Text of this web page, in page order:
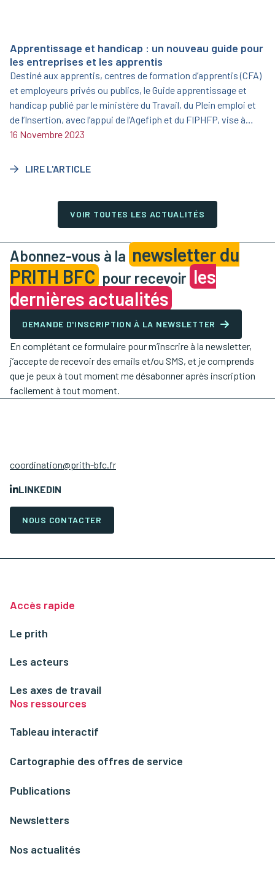
Apprentissage et handicap : un nouveau guide pour
les entreprises et les apprentis
Destiné aux apprentis, centres de formation d’apprentis (CFA)
et employeurs privés ou publics, le Guide apprentissage et
handicap publié par le ministère du Travail, du Plein emploi et
de l’Insertion, avec l’appui de l’Agefiph et du FIPHFP, vise à
informer et sensibiliser sur l’opportunité que représente
16 Novembre 2023
LIRE L'ARTICLE
VOIR TOUTES LES ACTUALITÉS
Abonnez-vous à la newsletter du
PRITH BFC pour recevoir les
dernières actualités
DEMANDE D'INSCRIPTION À LA NEWSLETTER
En complétant ce formulaire pour m’inscrire à la newsletter,
j’accepte de recevoir des emails et/ou SMS, et je comprends
que je peux à tout moment me désabonner après inscription
facilement à tout moment.
coordination@prith-bfc.fr
LINKEDIN
NOUS CONTACTER
Accès rapide
Le prith
Les acteurs
Les axes de travail
Nos ressources
Tableau interactif
Cartographie des offres de service
Publications
Newsletters
Nos actualités